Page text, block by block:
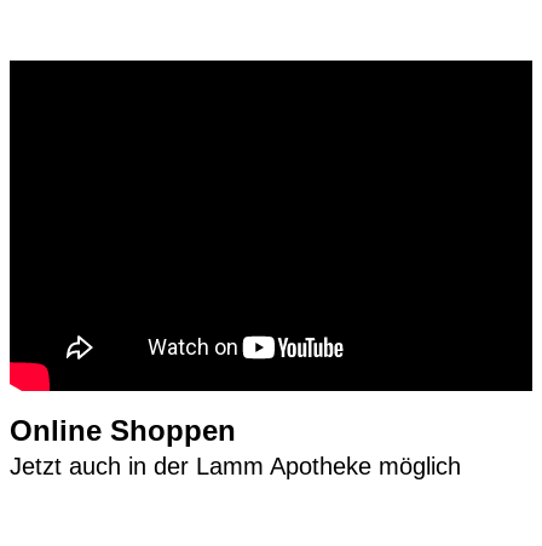
Online Shoppen
Jetzt auch in der Lamm Apotheke möglich